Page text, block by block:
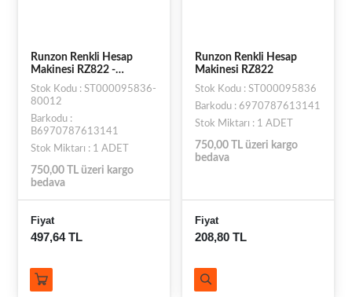
Runzon Renkli Hesap
Makinesi RZ822 -
Turuncu
Stok Kodu : ST000095836-
80012
Barkodu :
B6970787613141
Stok Miktarı : 1 ADET
750,00 TL üzeri kargo
bedava
Fiyat
497,64 TL
Runzon Renkli Hesap
Makinesi RZ822
Stok Kodu : ST000095836
Barkodu : 6970787613141
Stok Miktarı : 1 ADET
750,00 TL üzeri kargo
bedava
Fiyat
208,80 TL